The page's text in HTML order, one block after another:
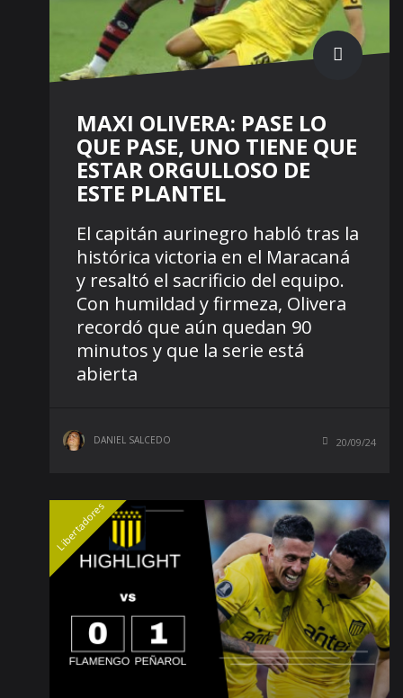
MAXI OLIVERA: PASE LO
QUE PASE, UNO TIENE QUE
ESTAR ORGULLOSO DE
ESTE PLANTEL
El capitán aurinegro habló tras la
histórica victoria en el Maracaná
y resaltó el sacrificio del equipo.
Con humildad y firmeza, Olivera
recordó que aún quedan 90
minutos y que la serie está
abierta
DANIEL SALCEDO 20/09/24
Libertadores